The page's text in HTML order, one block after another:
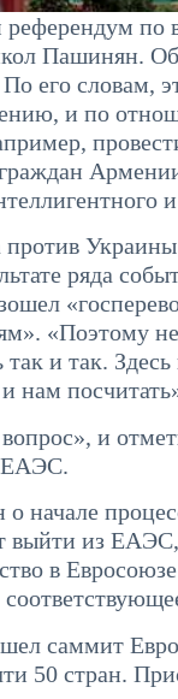
по
Пашинян.
его словам,
и по
ряда
«Поэтому
и так.
нам
и
ЕАЭС.
начале
из
в
саммит
50 стран.